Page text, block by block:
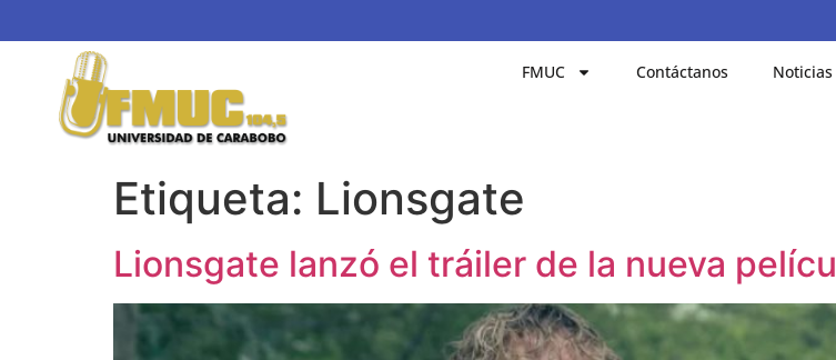
FMUC Contáctanos Noticias
Etiqueta: Lionsgate
Lionsgate lanzó el tráiler de la nueva